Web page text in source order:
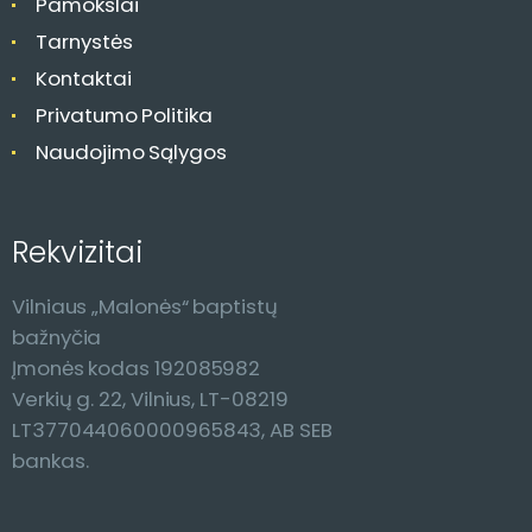
Tarnystės
Kontaktai
Privatumo Politika
Naudojimo Sąlygos
Rekvizitai
Vilniaus „Malonės“ baptistų
bažnyčia
Įmonės kodas 192085982
Verkių g. 22, Vilnius, LT-08219
LT377044060000965843, AB SEB
bankas.